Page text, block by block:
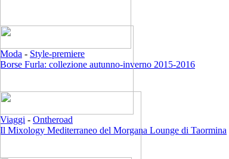
Moda - Style-premiere
Borse Furla: collezione autunno-inverno 2015-2016
Viaggi - Ontheroad
Il Mixology Mediterraneo del Morgana Lounge di Taormina